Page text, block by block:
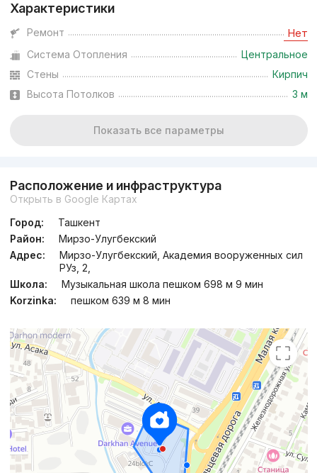
Характеристики
Ремонт Нет
Система Отопления
Центральное
Стены
Кирпич
Высота Потолков
3 м
Показать все параметры
Расположение и инфраструктура
Открыть в Google Картах
Город:
Ташкент
Район:
Мирзо-Улугбекский
Адрес:
Мирзо-Улугбекский, Академия вооруженных сил
РУз, 2,
Школа:
Музыкальная школа пешком 698 м 9 мин
Korzinka:
пешком 639 м 8 мин